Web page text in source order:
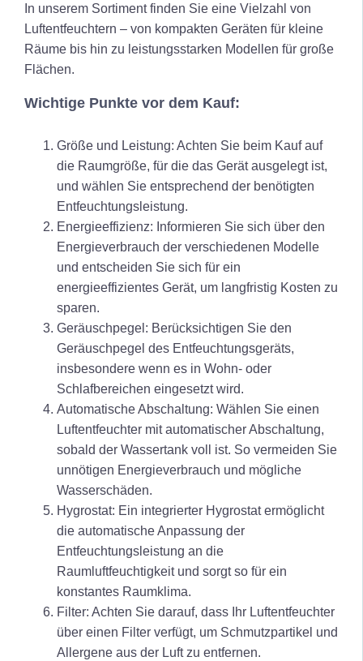
In unserem Sortiment finden Sie eine Vielzahl von
Luftentfeuchtern – von kompakten Geräten für kleine
Räume bis hin zu leistungsstarken Modellen für große
Flächen.
Wichtige Punkte vor dem Kauf:
Größe und Leistung: Achten Sie beim Kauf auf
die Raumgröße, für die das Gerät ausgelegt ist,
und wählen Sie entsprechend der benötigten
Entfeuchtungsleistung.
Energieeffizienz: Informieren Sie sich über den
Energieverbrauch der verschiedenen Modelle
und entscheiden Sie sich für ein
energieeffizientes Gerät, um langfristig Kosten zu
sparen.
Geräuschpegel: Berücksichtigen Sie den
Geräuschpegel des Entfeuchtungsgeräts,
insbesondere wenn es in Wohn- oder
Schlafbereichen eingesetzt wird.
Automatische Abschaltung: Wählen Sie einen
Luftentfeuchter mit automatischer Abschaltung,
sobald der Wassertank voll ist. So vermeiden Sie
unnötigen Energieverbrauch und mögliche
Wasserschäden.
Hygrostat: Ein integrierter Hygrostat ermöglicht
die automatische Anpassung der
Entfeuchtungsleistung an die
Raumluftfeuchtigkeit und sorgt so für ein
konstantes Raumklima.
Filter: Achten Sie darauf, dass Ihr Luftentfeuchter
über einen Filter verfügt, um Schmutzpartikel und
Allergene aus der Luft zu entfernen.